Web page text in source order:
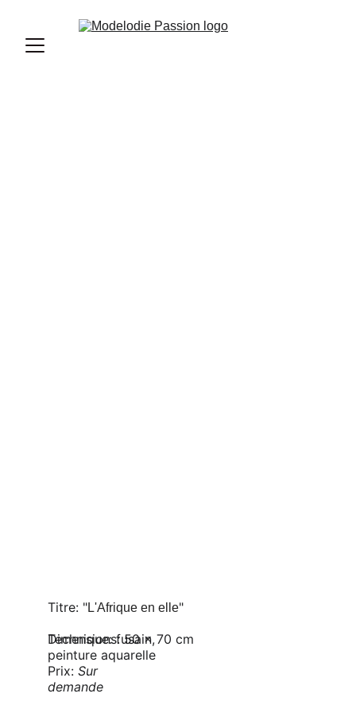
Titre: "L'Afrique en elle"
Technique: fusain,
peinture aquarelle
Dimensions: 50 x 70 cm
Prix: Sur
demande